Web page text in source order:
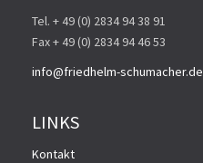
Tel. + 49 (0) 2834 94 38 91
Fax + 49 (0) 2834 94 46 53
info@friedhelm-schumacher.de
LINKS
Kontakt